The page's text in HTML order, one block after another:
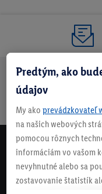
Doprava
zadarmo
nad 70 €¹
Predtým, ako
údajov
My ako prevádzkovateľ
na našich webových
pomocou rôznych
informáciám vo vašom
nevyhnutné alebo sa
zostavovanie štatistík